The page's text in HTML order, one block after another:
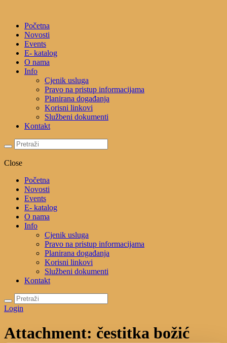
Početna
Novosti
Events
E- katalog
O nama
Info
Cjenik usluga
Pravo na pristup informacijama
Planirana događanja
Korisni linkovi
Službeni dokumenti
Kontakt
Close
Početna
Novosti
Events
E- katalog
O nama
Info
Cjenik usluga
Pravo na pristup informacijama
Planirana događanja
Korisni linkovi
Službeni dokumenti
Kontakt
Login
Attachment: čestitka božić